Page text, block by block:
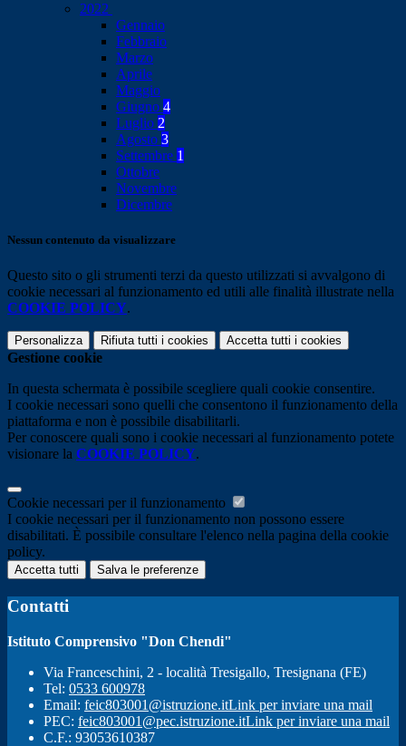
2022
Gennaio
Febbraio
Marzo
Aprile
Maggio
Giugno 4
Luglio 2
Agosto 3
Settembre 1
Ottobre
Novembre
Dicembre
Nessun contenuto da visualizzare
Questo sito o gli strumenti terzi da questo utilizzati si avvalgono di
cookie necessari al funzionamento ed utili alle finalità illustrate nella
COOKIE POLICY.
Personalizza Rifiuta tutti i cookies Accetta tutti i cookies
Gestione cookie
In questa schermata è possibile scegliere quali cookie consentire.
I cookie necessari sono quelli che consentono il funzionamento della
piattaforma e non è possibile disabilitarli.
Per conoscere quali sono i cookie necessari al funzionamento potete
visionare la COOKIE POLICY.
Cookie necessari per il funzionamento
I cookie necessari per il funzionamento non possono essere
disabilitati. È possibile consultare l'elenco nella pagina della cookie
policy.
Accetta tutti Salva le preferenze
Contatti
Istituto Comprensivo "Don Chendi"
Via Franceschini, 2 - località Tresigallo, Tresignana (FE)
Tel: 0533 600978
Email: feic803001@istruzione.itLink per inviare una mail
PEC: feic803001@pec.istruzione.itLink per inviare una mail
C.F.: 93053610387